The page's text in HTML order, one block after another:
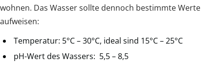
wohnen. Das Wasser sollte dennoch bestimmte Werte
aufweisen:
Temperatur: 5°C – 30°C, ideal sind 15°C – 25°C
pH-Wert des Wassers: 5,5 – 8,5